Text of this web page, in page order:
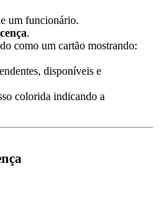
um funcionário.
.
como um cartão mostrando:
disponíveis e
colorida indicando a